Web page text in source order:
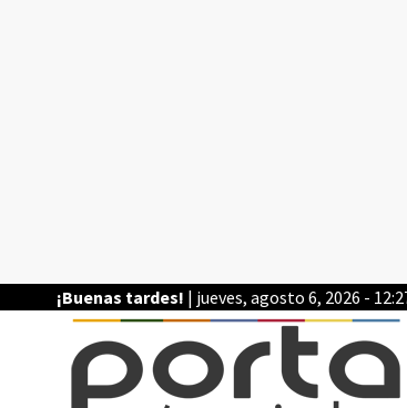
¡Buenas tardes! | jueves, agosto 6, 2026 -